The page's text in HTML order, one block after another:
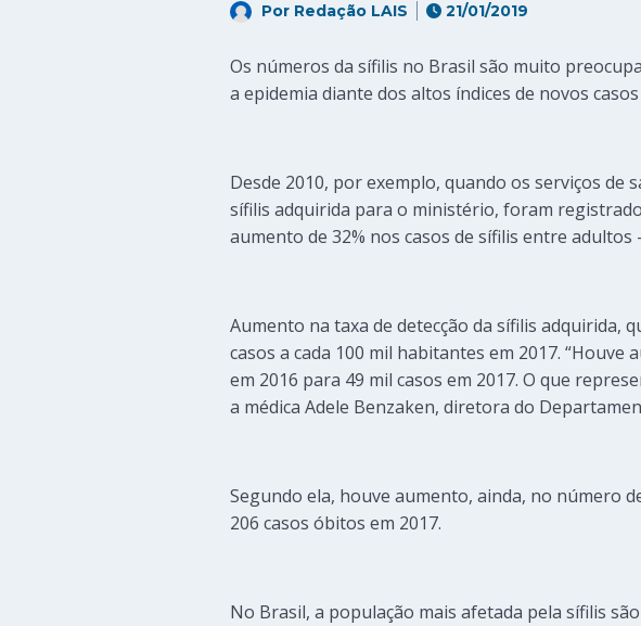
Por Redação LAIS 21/01/2019
Os números da sífilis no Brasil são muito
a epidemia diante dos altos índices de novos
Desde 2010, por exemplo, quando os serviços de
sífilis adquirida para o ministério, foram
aumento de 32% nos casos de sífilis entre adultos
Aumento na taxa de detecção da sífilis adquirida,
casos a cada 100 mil habitantes em 2017.
em 2016 para 49 mil casos em 2017. O que
a médica Adele Benzaken, diretora do
Segundo ela, houve aumento, ainda, no número
206 casos óbitos em 2017.
No Brasil, a população mais afetada pela sífilis